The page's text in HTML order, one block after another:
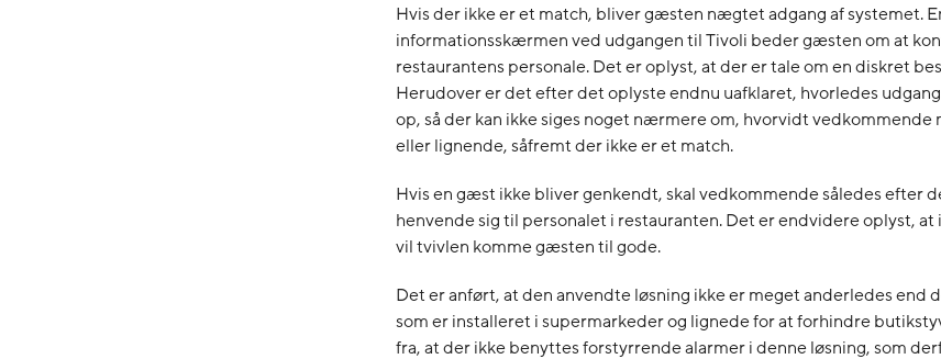
Hvis der ikke er et match, bliver gæsten nægtet adgang af systemet.
informationsskærmen ved udgangen til Tivoli beder gæsten om at
restaurantens personale. Det er oplyst, at der er tale om en diskret
Herudover er det efter det oplyste endnu uafklaret, hvorledes
op, så der kan ikke siges noget nærmere om, hvorvidt vedkommende
eller lignende, såfremt der ikke er et match.
Hvis en gæst ikke bliver genkendt, skal vedkommende således efter
henvende sig til personalet i restauranten. Det er endvidere oplyst,
vil tvivlen komme gæsten til gode.
Det er anført, at den anvendte løsning ikke er meget anderledes end
som er installeret i supermarkeder og lignede for at forhindre
fra, at der ikke benyttes forstyrrende alarmer i denne løsning, som